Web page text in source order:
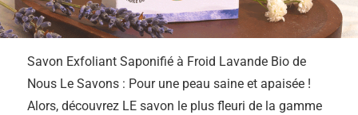
Savon Exfoliant Saponifié à Froid Lavande Bio de
Nous Le Savons : Pour une peau saine et apaisée !
Alors, découvrez LE savon le plus fleuri de la gamme